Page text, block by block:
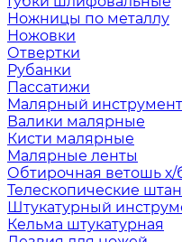
Ножницы по металлу
Ножовки
Отвертки
Рубанки
Пассатижи
Малярный инструмент
Валики малярные
Кисти малярные
Малярные ленты
Обтирочная ветошь х/
Телескопические
Штукатурный
Кельма штукатурная